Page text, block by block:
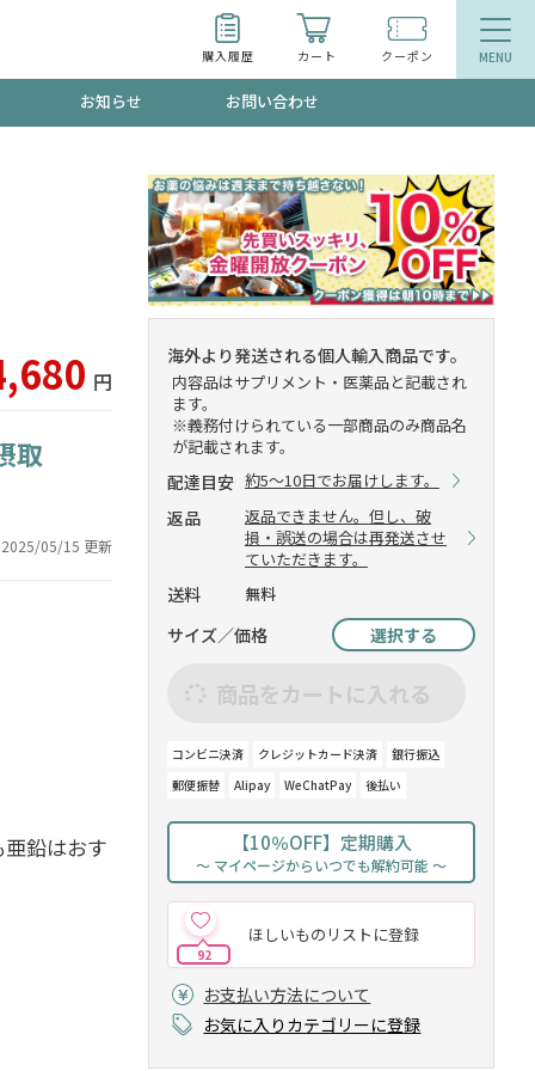
購入履歴 カート クーポン
食品
ールで、夏の頭皮ストレスを完全リセッ
フが贈る音声プログラム
るものが一目でわかるランキング
お知らせ お問い合わせ
円
取
2025/05/15 更新
鉛はおす
海外より発送される個人輸入商品です。
内容品はサプリメント・医薬品と記載され
ます。
※義務付けられている一部商品のみ商品名
が記載されます。
配達目安 約5～10日でお届けします。
返品
返品できません。但し、破
損・誤送の場合は再発送させ
ていただきます。
送料 無料
サイズ／価格 選択する
商品をカートに入れる
コンビニ決済 クレジットカード決済
銀行振込
郵便振替
Alipay WeChatPay 後払い
【10％OFF】定期購入
～ マイページからいつでも解約可能 ～
ほしいものリストに登録
92
お支払い方法について
お気に入りカテゴリーに登録